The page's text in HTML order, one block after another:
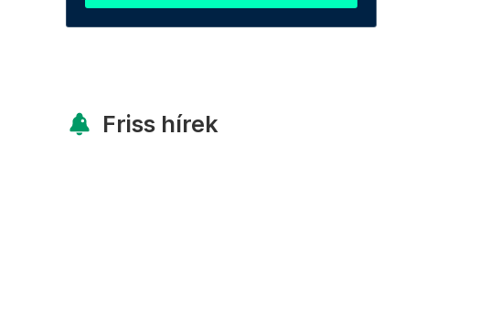
Friss hírek